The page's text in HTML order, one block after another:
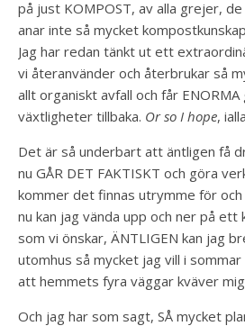
på just KOMPOST, av alla grejer,
anar inte så mycket
Jag har redan tänkt ut ett
vi återanvänder och återbrukar så
allt organiskt avfall och får
växtligheter tillbaka. Or so I hope,
Det är så underbart att äntligen få
nu GÅR DET FAKTISKT och göra
kommer det finnas utrymme för
nu kan jag vända upp och ner på ett
som vi önskar, ÄNTLIGEN kan jag
utomhus så mycket jag vill i sommar
att hemmets fyra väggar kväver
Och jag har som sagt, SÅ mycket